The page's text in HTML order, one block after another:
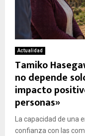
Actualidad
Tamiko
no depende
impacto
personas»
La capacidad de una
confianza con las